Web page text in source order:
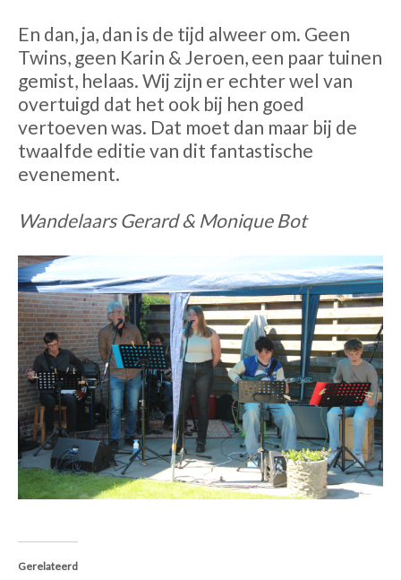
En dan, ja, dan is de tijd alweer om. Geen
Twins, geen Karin & Jeroen, een paar tuinen
gemist, helaas. Wij zijn er echter wel van
overtuigd dat het ook bij hen goed
vertoeven was. Dat moet dan maar bij de
twaalfde editie van dit fantastische
evenement.
Wandelaars Gerard & Monique Bot
Gerelateerd